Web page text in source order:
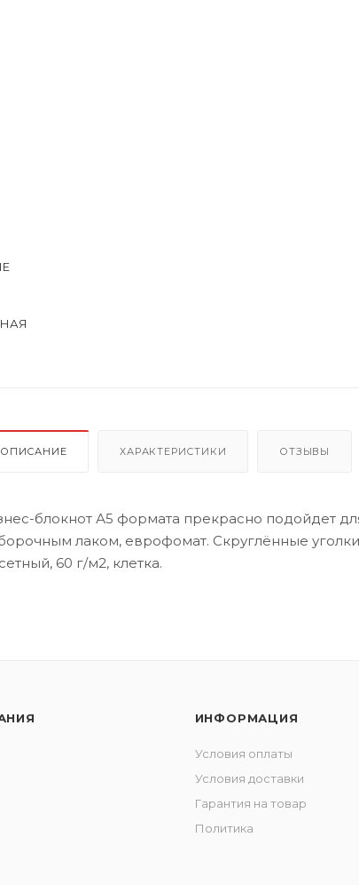
ОПИСАНИЕ ХАРАКТЕРИСТИКИ ОТЗЫВЫ
блокнот А5 формата прекрасно подойдет
лаком, еврофомат. Скруглённые
60 г/м2, клетка.
ИНФОРМАЦИЯ
Условия оплаты
Условия доставки
Гарантия на товар
Политика